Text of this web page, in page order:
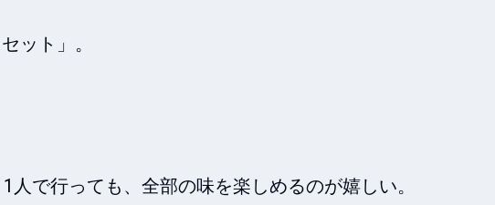
ット」。
人で行っても、全部の味を楽しめるのが嬉しい。